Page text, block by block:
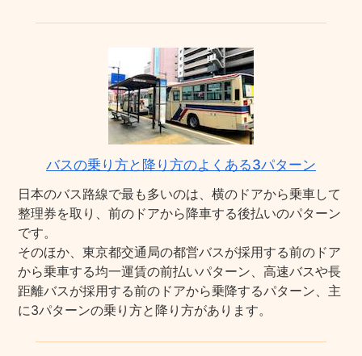
バスの乗り方と降り方のよくある3パターン
日本のバス路線で最も多いのは、横のドアから乗車して
整理券を取り、前のドアから降車する後払いのパターン
です。
そのほか、東京都交通局の都営バスが採用する前のドア
から乗車する均一運賃の前払いパターン、高速バスや長
距離バスが採用する前のドアから乗降するパターン、主
に3パターンの乗り方と降り方があります。